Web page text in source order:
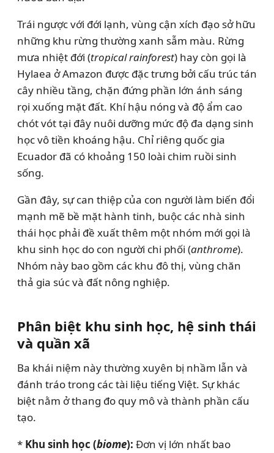
Trái ngược với đới lạnh, vùng cận xích đạo sở hữu
những khu rừng thường xanh sẫm màu. Rừng
mưa nhiệt đới (tropical rainforest) hay còn gọi là
Hylaea ở Amazon được đặc trưng bởi cấu trúc tán
cây nhiều tầng, chặn đứng phần lớn ánh sáng
rọi xuống mặt đất. Khí hậu nóng và độ ẩm cao
chót vót tại đây nuôi dưỡng mức độ đa dạng sinh
học vô tiền khoáng hậu. Chỉ riêng quốc gia
Ecuador đã có khoảng 150 loài chim ruồi sinh
sống.
Gần đây, sự can thiệp của con người làm biến đổi
mạnh mẽ bề mặt hành tinh, buộc các nhà sinh
thái học phải đề xuất thêm một nhóm mới gọi là
khu sinh học do con người chi phối (anthrome).
Nhóm này bao gồm các khu đô thị, vùng chăn
thả gia súc và đất nông nghiệp.
Phân biệt khu sinh học, hệ sinh thái
và quần xã
Ba khái niệm này thường xuyên bị nhầm lẫn và
đánh tráo trong các tài liệu tiếng Việt. Sự khác
biệt nằm ở thang đo quy mô và thành phần cấu
tạo.
* Khu sinh học (biome): Đơn vị lớn nhất bao